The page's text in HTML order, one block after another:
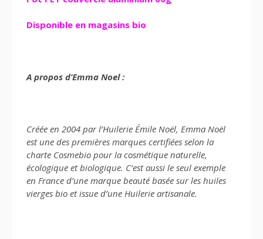
Disponible en magasins bio
A propos d’Emma Noel :
Créée en 2004 par l’Huilerie Émile Noël, Emma Noël
est une des premières marques certifiées selon la
charte Cosmebio pour la cosmétique naturelle,
écologique et biologique. C’est aussi le seul exemple
en France d’une marque beauté basée sur les huiles
vierges bio et issue d’une Huilerie artisanale.